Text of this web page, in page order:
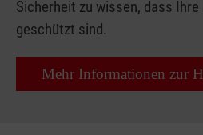
Sicherheit zu wissen, dass
geschützt sind.
Mehr Informationen zur